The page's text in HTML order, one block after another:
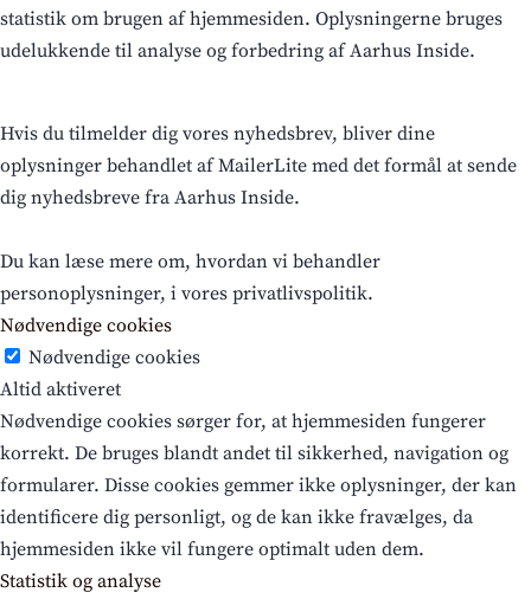
statistik om brugen af hjemmesiden. Oplysningerne bruges
udelukkende til analyse og forbedring af Aarhus Inside.
Hvis du tilmelder dig vores nyhedsbrev, bliver dine
oplysninger behandlet af MailerLite med det formål at sende
dig nyhedsbreve fra Aarhus Inside.
Du kan læse mere om, hvordan vi behandler
personoplysninger, i vores privatlivspolitik.
Nødvendige cookies
Nødvendige cookies
Altid aktiveret
Nødvendige cookies sørger for, at hjemmesiden fungerer
korrekt. De bruges blandt andet til sikkerhed, navigation og
formularer. Disse cookies gemmer ikke oplysninger, der kan
identificere dig personligt, og de kan ikke fravælges, da
hjemmesiden ikke vil fungere optimalt uden dem.
Statistik og analyse